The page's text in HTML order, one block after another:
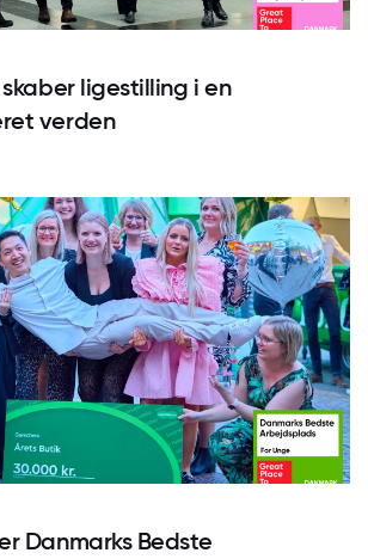
ligestilling i en
verden
Danmarks Bedste